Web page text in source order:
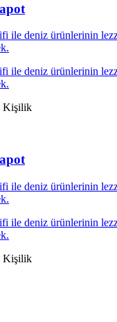
ile deniz ürünlerinin
ile deniz ürünlerinin
Kişilik
ile deniz ürünlerinin
ile deniz ürünlerinin
Kişilik